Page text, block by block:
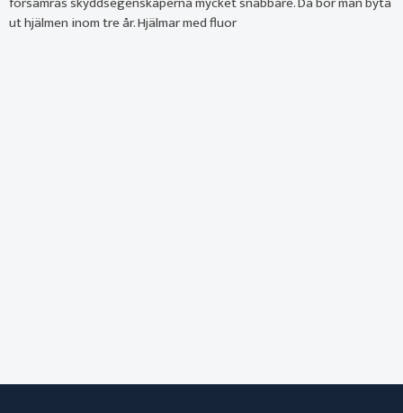
ut hjälmen inom tre år. Hjälmar med fluor